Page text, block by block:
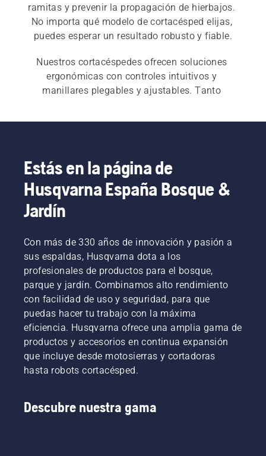
ramitas y prevenir la propagación de hierbajos.
No importa qué modelo de cortacésped elijas,
puedes esperar un resultado robusto y fiable.
Nuestros cortacéspedes ofrecen soluciones
ergonómicas con controles intuitivos y
manillares plegables y ajustables. Tanto
los de gasolina están equipados con fuentes de
necesitas una máquina más robusta y potente.
Visita nuestra guía de compra de
cortacéspedes para encontrar la solución que
mejor se adapte a tus necesidades.
Estás en la página de
Husqvarna España Bosque &
Jardín
Con más de 330 años de innovación y pasión a
sus espaldas, Husqvarna dota a los
profesionales de productos para el bosque,
parque y jardín. Combinamos alto rendimiento
con facilidad de uso y seguridad, para que
puedas hacer tu trabajo con la máxima
eficiencia. Husqvarna ofrece una amplia gama de
productos y accesorios en continua expansión
que incluye desde motosierras y cortadoras
hasta robots cortacésped.
Descubre nuestra gama